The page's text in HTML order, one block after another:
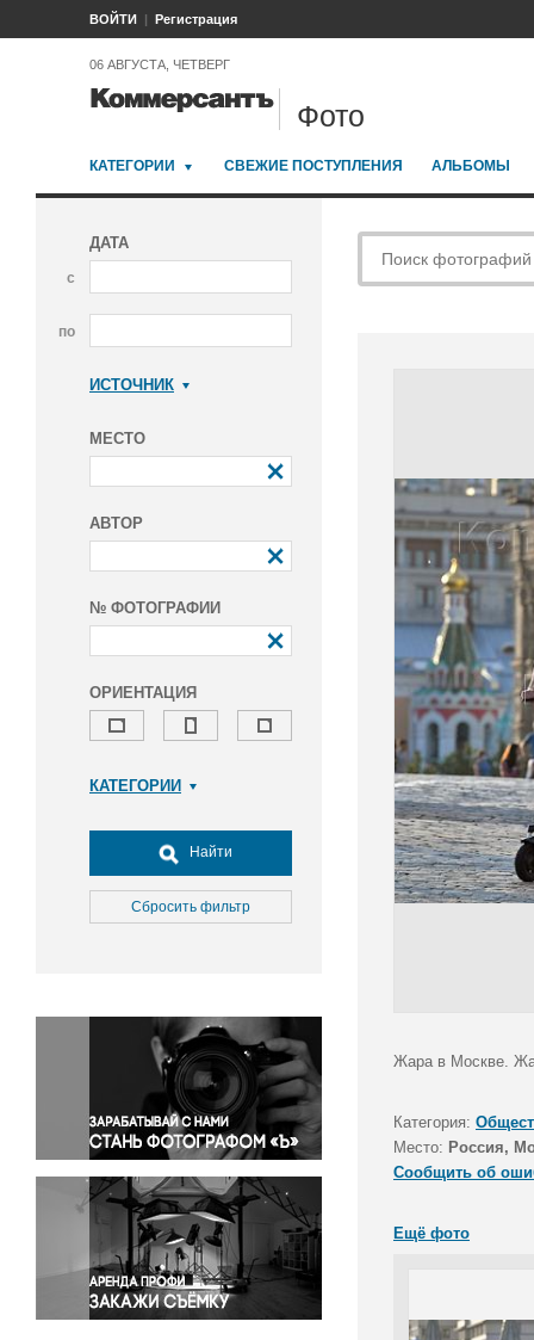
ВОЙТИ Регистрация
06 АВГУСТА, ЧЕТВЕРГ
Фото
КАТЕГОРИИ СВЕЖИЕ ПОСТУПЛЕНИЯ АЛЬБОМЫ
ДАТА
с
по
ИСТОЧНИК
МЕСТО
АВТОР
№ ФОТОГРАФИИ
ОРИЕНТАЦИЯ
КАТЕГОРИИ
Досуг, туризм и отдых
Культура
Медицина
Окружающая среда
Политика
Правосудие
Происшествия и конфликты
Религия
Светская жизнь
Спорт
Экология
Экономика и бизнес
Найти
Сбросить фильтр
Жара в Москве.
Категория:
Место: Россия,
Сообщить об
Ещё фото